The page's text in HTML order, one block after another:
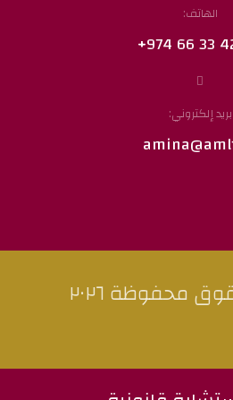
الهاتف:
بريد إلكتروني:
محفوظة ٢٠٢٦